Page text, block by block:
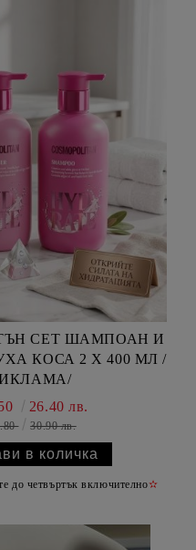
СЕТ ШАМПОАН И
КОСА 2 Х 400 МЛ /
26.40 лв.
30.90 лв.
до четвъртък включително✫